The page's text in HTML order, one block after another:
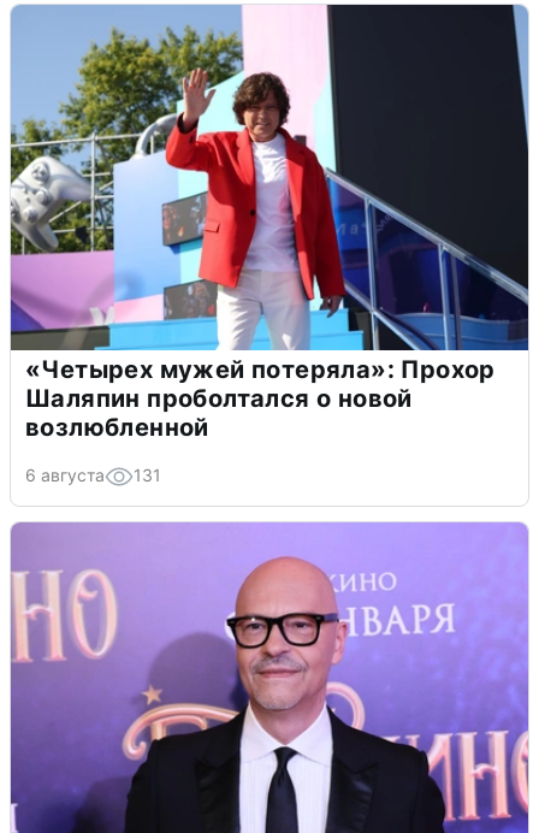
«Четырех мужей потеряла»: Прохор
Шаляпин проболтался о новой
возлюбленной
6 августа 131